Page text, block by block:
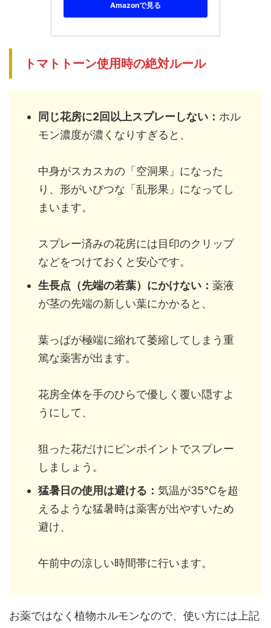
Amazonで見る
トマトトーン使用時の絶対ルール
同じ花房に2回以上スプレーしない： ホル
モン濃度が濃くなりすぎると、
中身がスカスカの「空洞果」になった
り、形がいびつな「乱形果」になってし
まいます。
スプレー済みの花房には目印のクリップ
などをつけておくと安心です。
生長点（先端の若葉）にかけない： 薬液
が茎の先端の新しい葉にかかると、
葉っぱが極端に縮れて萎縮してしまう重
篤な薬害が出ます。
花房全体を手のひらで優しく覆い隠すよ
うにして、
狙った花だけにピンポイントでスプレー
しましょう。
猛暑日の使用は避ける： 気温が35℃を超
えるような猛暑時は薬害が出やすいため
避け、
午前中の涼しい時間帯に行います。
お薬ではなく植物ホルモンなので、使い方には上記